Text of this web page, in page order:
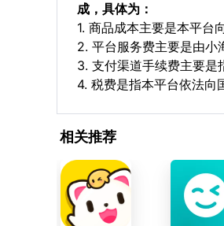
成，具体为：
1. 商品成本主要是本平台
2. 平台服务费主要是由小
3. 支付渠道手续费主要是
4. 税费是指本平台依法向
相关推荐